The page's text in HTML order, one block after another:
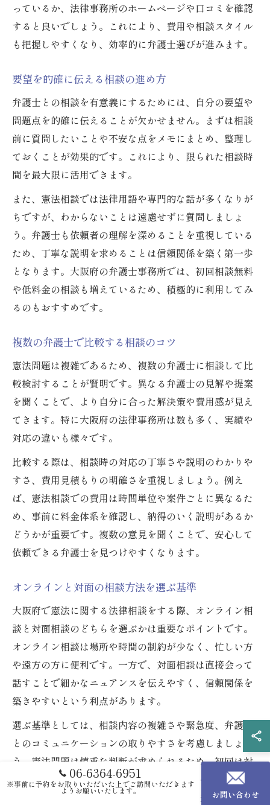
っているか、法律事務所のホームページや口コミを確認
すると良いでしょう。これにより、費用や相談スタイル
も把握しやすくなり、効率的に弁護士選びが進みます。
要望を的確に伝える相談の進め方
弁護士との相談を有意義にするためには、自分の要望や
問題点を的確に伝えることが欠かせません。まずは相談
前に質問したいことや不安な点をメモにまとめ、整理し
ておくことが効果的です。これにより、限られた相談時
間を最大限に活用できます。
また、憲法相談では法律用語や専門的な話が多くなりが
ちですが、わからないことは遠慮せずに質問しましょ
う。弁護士も依頼者の理解を深めることを重視している
ため、丁寧な説明を求めることは信頼関係を築く第一歩
となります。大阪府の弁護士事務所では、初回相談無料
や低料金の相談も増えているため、積極的に利用してみ
るのもおすすめです。
複数の弁護士で比較する相談のコツ
憲法問題は複雑であるため、複数の弁護士に相談して比
較検討することが賢明です。異なる弁護士の見解や提案
を聞くことで、より自分に合った解決策や費用感が見え
てきます。特に大阪府の法律事務所は数も多く、実績や
対応の違いも様々です。
比較する際は、相談時の対応の丁寧さや説明のわかりや
すさ、費用見積もりの明確さを重視しましょう。例え
ば、憲法相談での費用は時間単位や案件ごとに異なるた
め、事前に料金体系を確認し、納得のいく説明があるか
どうかが重要です。複数の意見を聞くことで、安心して
依頼できる弁護士を見つけやすくなります。
オンラインと対面の相談方法を選ぶ基準
大阪府で憲法に関する法律相談をする際、オンライン相
談と対面相談のどちらを選ぶかは重要なポイントです。
オンライン相談は場所や時間の制約が少なく、忙しい方
や遠方の方に便利です。一方で、対面相談は直接会って
話すことで細かなニュアンスを伝えやすく、信頼関係を
築きやすいという利点があります。
選ぶ基準としては、相談内容の複雑さや緊急度、弁護士
とのコミュニケーションの取りやすさを考慮しましょ
う。憲法問題は慎重な判断が求められるため、初回は対
面で相談し、その後のフォローをオンラインで行う方法
も効果的です。大阪の法律事務所では、両方の相談形態
06-6364-6951
※事前に予約をお取りいただいた上でご訪問いただきます
ようお願いいたします。 お問い合わせ